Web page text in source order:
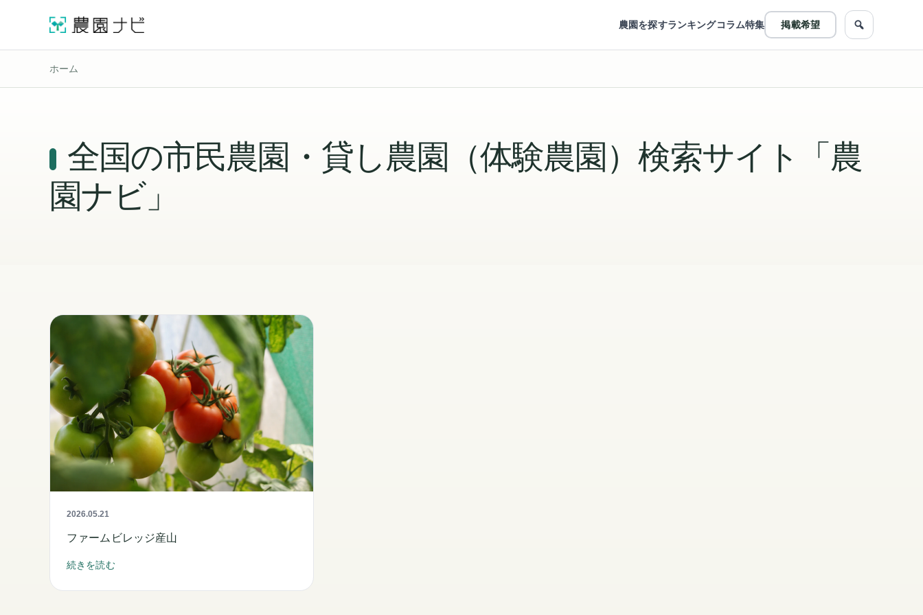
農園を探すランキングコラム特集 掲載希望
農園をフリ
ホーム
全国の市民農園・貸し農園（体験農園）検索サイト「農
園ナビ」
2026.05.21
ファームビレッジ産山
続きを読む